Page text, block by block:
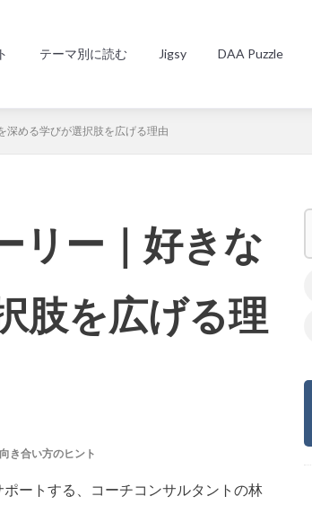
テーマ別に読む Jigsy DAA Puzzle
深める学びが選択肢を広げる理由
リー｜好きな
肢を広げる理
き合い方のヒント
ートする、コーチコンサルタントの林